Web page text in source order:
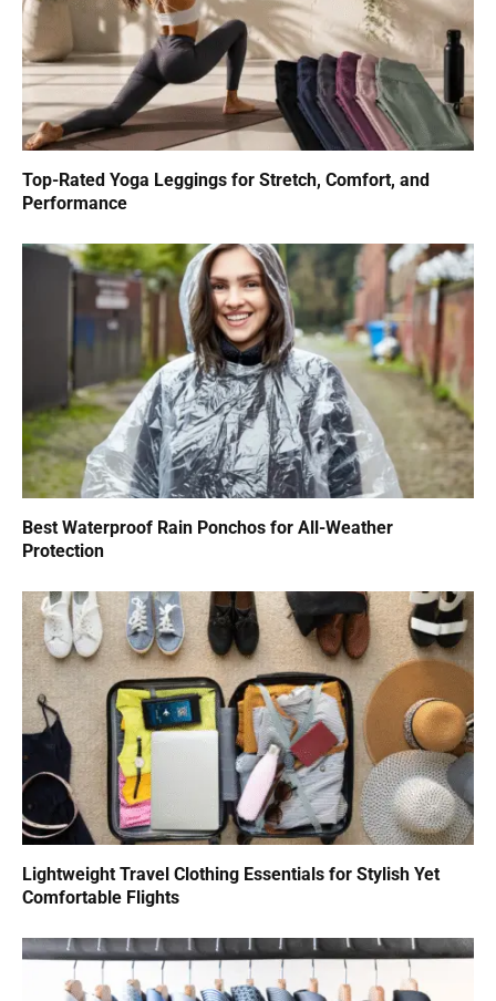
Top-Rated Yoga Leggings for Stretch, Comfort, and
Performance
Best Waterproof Rain Ponchos for All-Weather
Protection
Lightweight Travel Clothing Essentials for Stylish Yet
Comfortable Flights